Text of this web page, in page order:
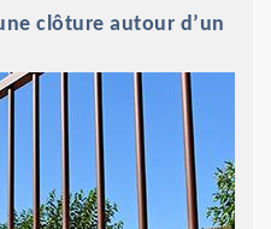
clôture autour d’un